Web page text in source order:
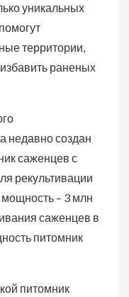
уникальных
территории,
раненых
недавно создан
саженцев с
рекультивации
– 3 млн
саженцев в
питомник
питомник